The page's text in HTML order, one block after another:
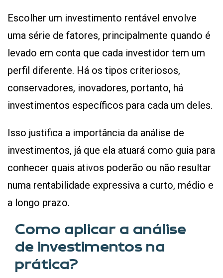
Escolher um investimento rentável envolve
uma série de fatores, principalmente quando é
levado em conta que cada investidor tem um
perfil diferente. Há os tipos criteriosos,
conservadores, inovadores, portanto, há
investimentos específicos para cada um deles.
Isso justifica a importância da análise de
investimentos, já que ela atuará como guia para
conhecer quais ativos poderão ou não resultar
numa rentabilidade expressiva a curto, médio e
a longo prazo.
Como aplicar a análise
de investimentos na
prática?